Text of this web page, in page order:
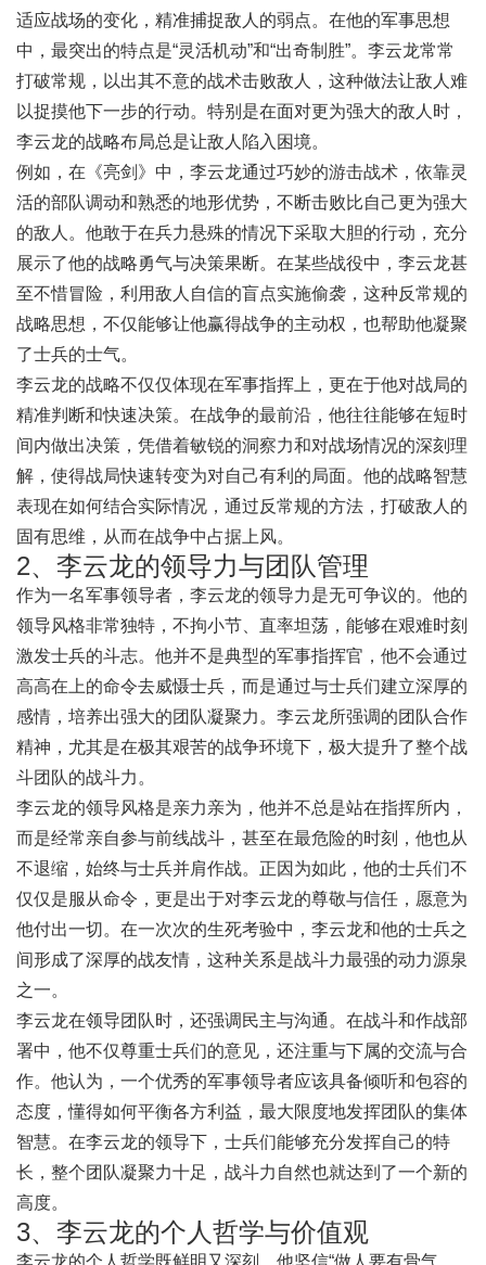
适应战场的变化，精准捕捉敌人的弱点。在他的军事思想
中，最突出的特点是“灵活机动”和“出奇制胜”。李云龙常常
打破常规，以出其不意的战术击败敌人，这种做法让敌人难
以捉摸他下一步的行动。特别是在面对更为强大的敌人时，
李云龙的战略布局总是让敌人陷入困境。
例如，在《亮剑》中，李云龙通过巧妙的游击战术，依靠灵
活的部队调动和熟悉的地形优势，不断击败比自己更为强大
的敌人。他敢于在兵力悬殊的情况下采取大胆的行动，充分
展示了他的战略勇气与决策果断。在某些战役中，李云龙甚
至不惜冒险，利用敌人自信的盲点实施偷袭，这种反常规的
战略思想，不仅能够让他赢得战争的主动权，也帮助他凝聚
了士兵的士气。
李云龙的战略不仅仅体现在军事指挥上，更在于他对战局的
精准判断和快速决策。在战争的最前沿，他往往能够在短时
间内做出决策，凭借着敏锐的洞察力和对战场情况的深刻理
解，使得战局快速转变为对自己有利的局面。他的战略智慧
表现在如何结合实际情况，通过反常规的方法，打破敌人的
固有思维，从而在战争中占据上风。
2、李云龙的领导力与团队管理
作为一名军事领导者，李云龙的领导力是无可争议的。他的
领导风格非常独特，不拘小节、直率坦荡，能够在艰难时刻
激发士兵的斗志。他并不是典型的军事指挥官，他不会通过
高高在上的命令去威慑士兵，而是通过与士兵们建立深厚的
感情，培养出强大的团队凝聚力。李云龙所强调的团队合作
精神，尤其是在极其艰苦的战争环境下，极大提升了整个战
斗团队的战斗力。
李云龙的领导风格是亲力亲为，他并不总是站在指挥所内，
而是经常亲自参与前线战斗，甚至在最危险的时刻，他也从
不退缩，始终与士兵并肩作战。正因为如此，他的士兵们不
仅仅是服从命令，更是出于对李云龙的尊敬与信任，愿意为
他付出一切。在一次次的生死考验中，李云龙和他的士兵之
间形成了深厚的战友情，这种关系是战斗力最强的动力源泉
之一。
李云龙在领导团队时，还强调民主与沟通。在战斗和作战部
署中，他不仅尊重士兵们的意见，还注重与下属的交流与合
作。他认为，一个优秀的军事领导者应该具备倾听和包容的
态度，懂得如何平衡各方利益，最大限度地发挥团队的集体
智慧。在李云龙的领导下，士兵们能够充分发挥自己的特
长，整个团队凝聚力十足，战斗力自然也就达到了一个新的
高度。
3、李云龙的个人哲学与价值观
李云龙的个人哲学既鲜明又深刻，他坚信“做人要有骨气，